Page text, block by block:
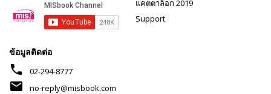
แคตตาล็อก 2019
Support
ข้อมูลติดต่อ
phone 02-294-8777
mail
no-reply@misbook.com